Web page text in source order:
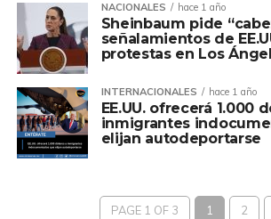
NACIONALES hace 1 año
Sheinbaum pide
señalamientos de
protestas en Los
INTERNACIONALES hace 1 año
EE.UU. ofrecerá 1.000
inmigrantes
elijan autodeportarse
PAGE 1 OF 3 1 2